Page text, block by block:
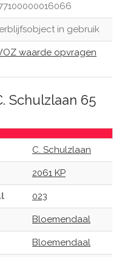
in gebruik
waarde opvragen
Schulzlaan 65
C. Schulzlaan
2061 KP
023
Bloemendaal
Bloemendaal